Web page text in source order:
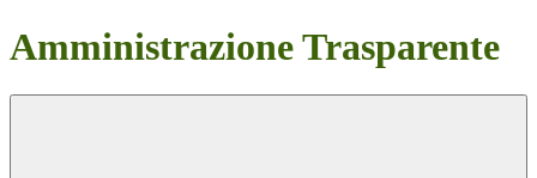
Amministrazione Trasparente